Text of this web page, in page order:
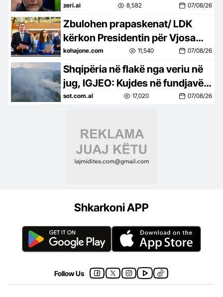
janë boll për të vrarë…jo pasurim
për policët (VIDEO)
zeri.ai 8,582 07/08/26
Zbulohen prapaskenat/ LDK
kërkon Presidentin për Vjosa
Osmanin, kurse Kurti i ofron…
kohajone.com 11,540 07/08/26
Shqipëria në flakë nga veriu në
jug, IGJEO: Kujdes në fundjavë,
rrezik i lartë për zjarre në 8
sot.com.al 17,020 07/08/26
Shkarkoni APP
Follow Us